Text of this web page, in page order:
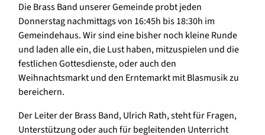
Die Brass Band unserer Gemeinde probt jeden
Donnerstag nachmittags von 16:45h bis 18:30h im
Gemeindehaus. Wir sind eine bisher noch kleine Runde
und laden alle ein, die Lust haben, mitzuspielen und die
festlichen Gottesdienste, oder auch den
Weihnachtsmarkt und den Erntemarkt mit Blasmusik zu
bereichern.
Der Leiter der Brass Band, Ulrich Rath, steht für Fragen,
Unterstützung oder auch für begleitenden Unterricht